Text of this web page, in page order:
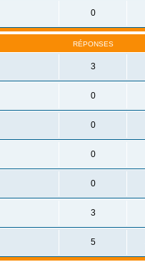
0
RÉPONSES
3
0
0
0
0
3
5